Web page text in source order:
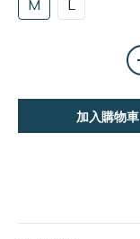
M L
加入購物車